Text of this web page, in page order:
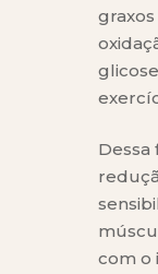
Dessa
com o